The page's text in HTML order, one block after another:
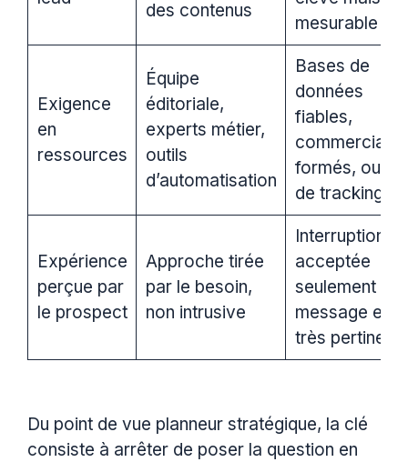
des contenus
mesurable
Exigence
en
ressources
Équipe
éditoriale,
experts métier,
outils
d’automatisation
Bases de
données
fiables,
commerciaux
formés, outils
de tracking
Expérience
perçue par
le prospect
Approche tirée
par le besoin,
non intrusive
Interruption,
acceptée
seulement si
message est
très pertinent
Du point de vue planneur stratégique, la clé
consiste à arrêter de poser la question en